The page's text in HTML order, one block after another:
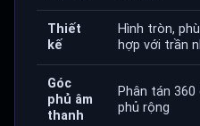
Thiết
kế
Hình tròn, phù
hợp với trần
Góc
phủ âm
thanh
Phân tán 360
phủ rộng